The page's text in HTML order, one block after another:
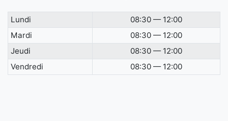
Lundi
08:30 — 12:00
Mardi
08:30 — 12:00
Jeudi
08:30 — 12:00
Vendredi
08:30 — 12:00